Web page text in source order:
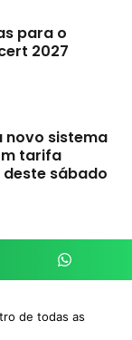
para o
2027
novo sistema
tarifa
sábado
de todas as